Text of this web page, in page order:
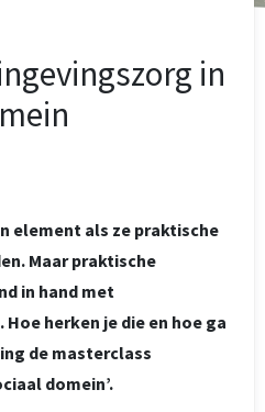
in
element als ze praktische
Maar praktische
in hand met
herken je die en hoe ga
de masterclass
domein’.